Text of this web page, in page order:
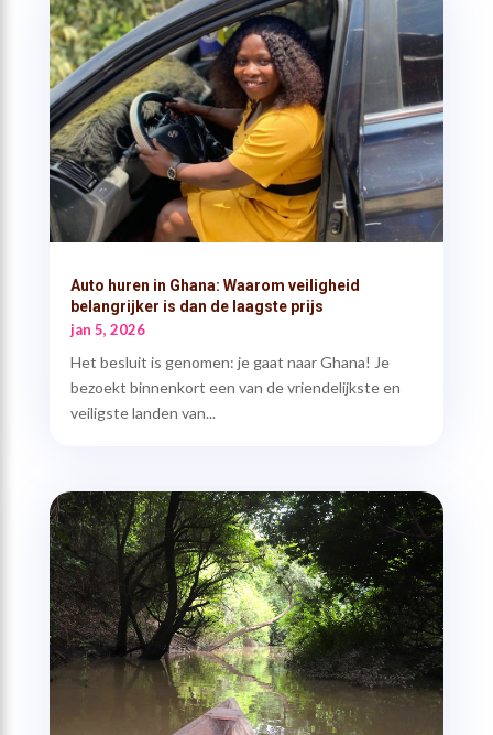
Auto huren in Ghana: Waarom veiligheid
belangrijker is dan de laagste prijs
jan 5, 2026
Het besluit is genomen: je gaat naar Ghana! Je
bezoekt binnenkort een van de vriendelijkste en
veiligste landen van...